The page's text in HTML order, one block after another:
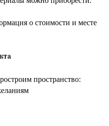
о стоимости и месте
пространство: